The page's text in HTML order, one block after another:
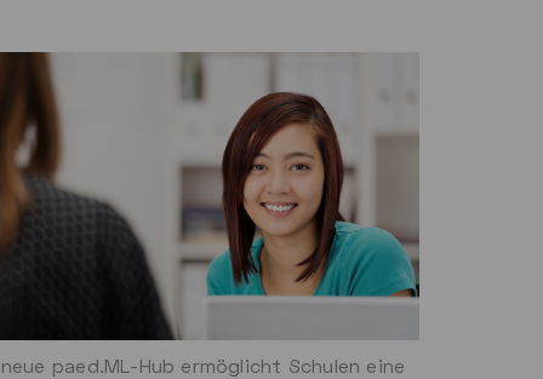
paed.ML-Hub ermöglicht Schulen eine